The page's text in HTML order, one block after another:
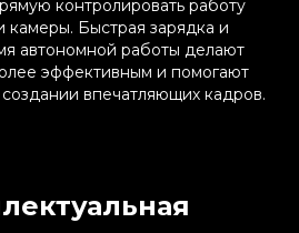
контролировать работу
камеры. Быстрая зарядка и
автономной работы делают
эффективным и помогают
впечатляющих кадров.